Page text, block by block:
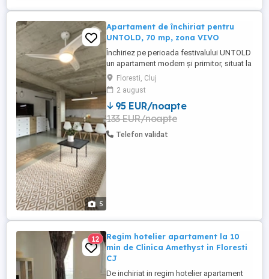
5
Apartament de închiriat pentru
UNTOLD, 70 mp, zona VIVO
Închiriez pe perioada festivalului UNTOLD
un apartament modern și primitor, situat la
parterul unei case, cu intrare complet
separată, într-o zonă liniștită, aproape de
pădure, perfect pentru relaxare după o zi
plină la festival! Locație: zona VIVO Cluj-
Napoca, cu acces rapid și ușor către
festival. ...
Floresti, Cluj
2 august
95 EUR/noapte
133 EUR/noapte
Telefon validat
12
Regim hotelier apartament la 10
min de Clinica Amethyst in Floresti
CJ
De inchiriat in regim hotelier apartament